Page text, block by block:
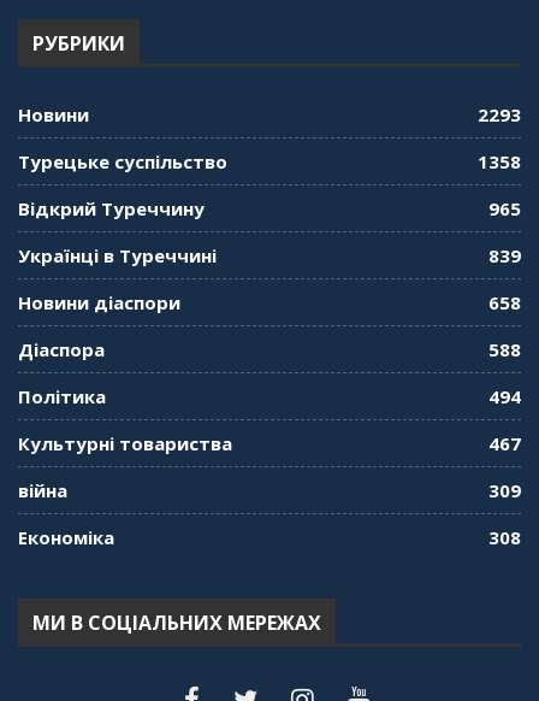
"Дзеркало діаспори". Випуск 11. Олександр
"Дзеркало діаспори". Випуск 10. Тонкощі та
кримськотатарського прапора. Феріде Шахін
"Дзеркало діаспори". Випуск 8. Розмова з
Послом
"Дзеркало діаспори". Випуск 6. Можливості
РУБРИКИ
Новини
2293
Турецьке суспільство
1358
Відкрий Туреччину
965
Українці в Туреччині
839
Новини діаспори
658
Діаспора
588
Політика
494
Культурні товариства
467
війна
309
Економіка
308
МИ В СОЦІАЛЬНИХ МЕРЕЖАХ